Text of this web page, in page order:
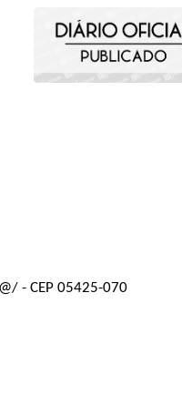
- CEP 05425-070